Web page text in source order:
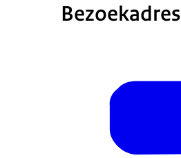
Bezoekadres